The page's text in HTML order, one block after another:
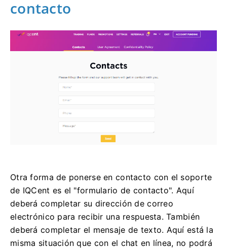
contacto
Otra forma de ponerse en contacto con el soporte
de IQCent es el "formulario de contacto". Aquí
deberá completar su dirección de correo
electrónico para recibir una respuesta.También
deberá completar el mensaje de texto. Aquí está la
misma situación que con el chat en línea, no podrá